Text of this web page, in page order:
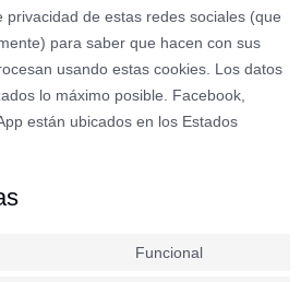
privacidad de estas redes sociales (que
para saber que hacen con sus
usando estas cookies. Los datos
lo máximo posible. Facebook,
están ubicados en los Estados
Funcional